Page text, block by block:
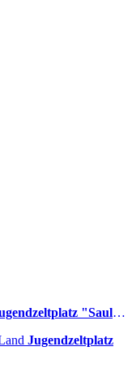
"Sauloch"
Jugendzeltplatz